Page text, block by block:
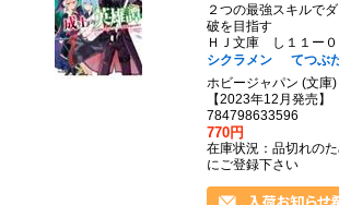
２つの最強スキルで
破を目指す
ＨＪ文庫 し１１ー０
シクラメン
てつぶ
ホビージャパン (文庫)
【2023年12月発売
784798633596
770円
在庫状況：品切れの
にご登録下さい